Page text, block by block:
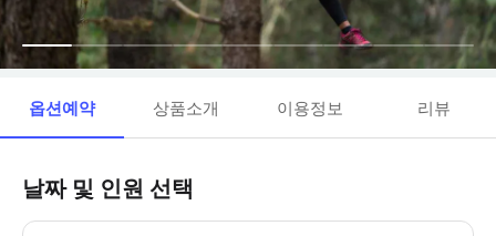
옵션예약 상품소개 이용정보 리뷰
날짜 및 인원 선택